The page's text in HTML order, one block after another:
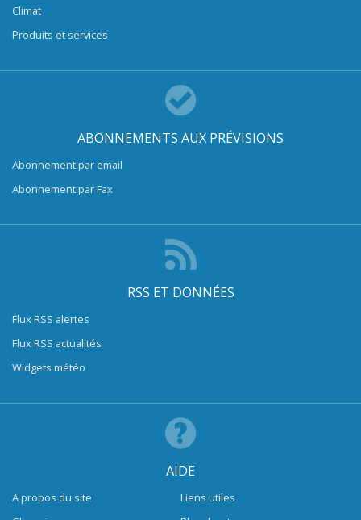
Climat
Produits et services
ABONNEMENTS AUX PRÉVISIONS
Abonnement par email
Abonnement par Fax
RSS ET DONNÉES
Flux RSS alertes
Flux RSS actualités
Widgets météo
AIDE
A propos du site
Liens utiles